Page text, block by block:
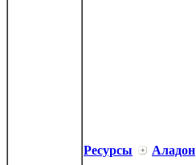
Ресурсы Аладон